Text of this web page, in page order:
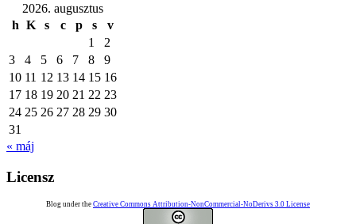
2026. augusztus
h K s c p s
v
1
2
3
4 5 6 7 8
9
10 11 12 13 14 15 16
17 18 19 20 21 22 23
24 25 26 27 28 29 30
31
« máj
Licensz
Blog under the Creative Commons Attribution-NonCommercial-NoDerivs 3.0 License